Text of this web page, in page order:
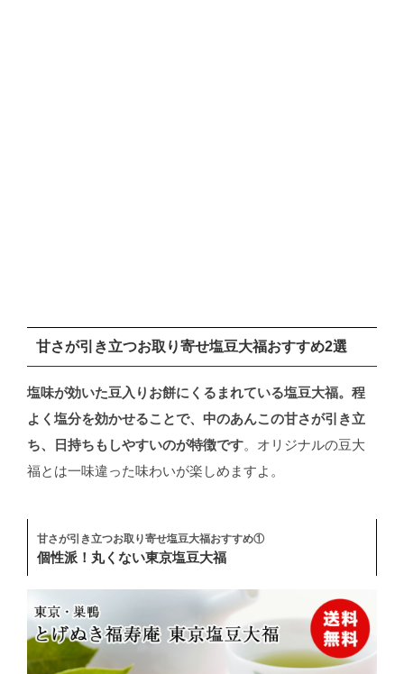
甘さが引き立つお取り寄せ塩豆大福おすすめ2選
塩味が効いた豆入りお餅にくるまれている塩豆大福。程
よく塩分を効かせることで、中のあんこの甘さが引き立
ち、日持ちもしやすいのが特徴です。オリジナルの豆大
福とは一味違った味わいが楽しめますよ。
甘さが引き立つお取り寄せ塩豆大福おすすめ①
個性派！丸くない東京塩豆大福